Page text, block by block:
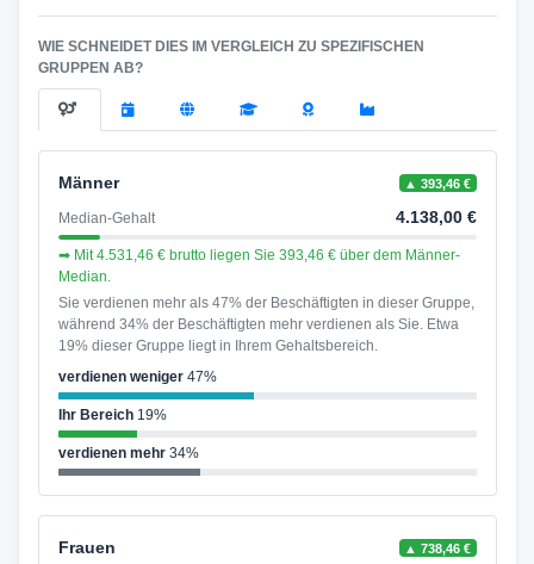
WIE SCHNEIDET DIES IM VERGLEICH ZU SPEZIFISCHEN
GRUPPEN AB?
Männer ▲ 393,46 €
Median-Gehalt 4.138,00 €
➡ Mit 4.531,46 € brutto liegen Sie 393,46 € über dem Männer-
Median.
Sie verdienen mehr als 47% der Beschäftigten in dieser Gruppe,
während 34% der Beschäftigten mehr verdienen als Sie. Etwa
19% dieser Gruppe liegt in Ihrem Gehaltsbereich.
verdienen weniger47%
Ihr Bereich19%
verdienen mehr34%
Frauen ▲ 738,46 €